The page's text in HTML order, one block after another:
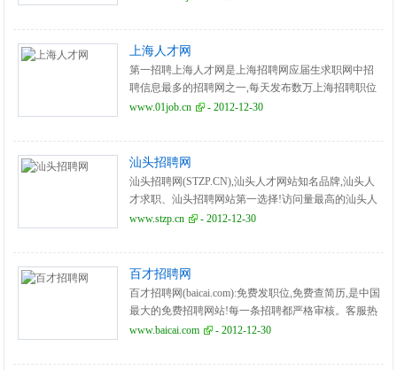
上海人才网
第一招聘上海人才网是上海招聘网应届生求职网中招
聘信息最多的招聘网之一,每天发布数万上海招聘职位
及百万上海人才信息,百万上海人才简历库提供上海招
www.01job.cn - 2012-12-30
汕头招聘网
汕头招聘网(STZP.CN),汕头人才网站知名品牌,汕头人
才求职、汕头招聘网站第一选择!访问量最高的汕头人
才网站,广东领先的人力资源机构。
www.stzp.cn - 2012-12-30
百才招聘网
百才招聘网(baicai.com):免费发职位,免费查简历,是中国
最大的免费招聘网站!每一条招聘都严格审核。客服热
线:400-678-6390。
www.baicai.com - 2012-12-30